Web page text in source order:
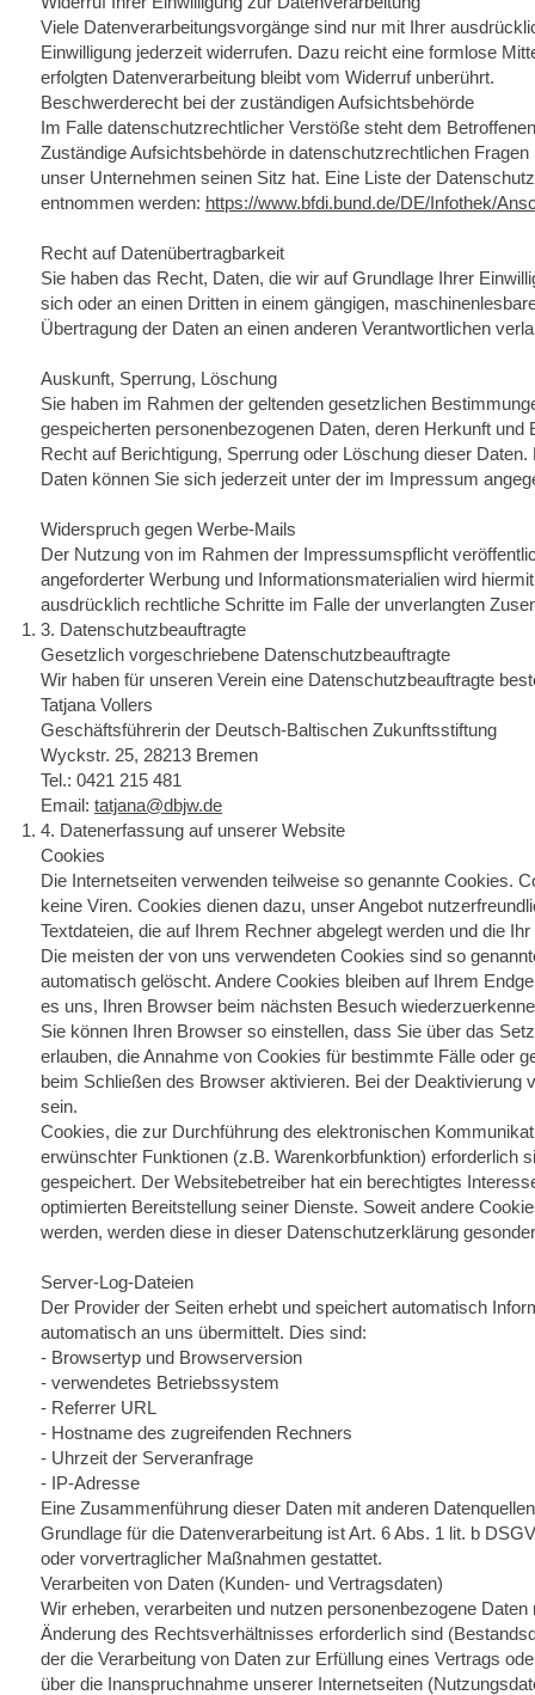
Viele Datenverarbeitungsvorgänge sind nur mit Ihrer
Einwilligung jederzeit widerrufen. Dazu reicht eine formlose
erfolgten Datenverarbeitung bleibt vom Widerruf unberührt.
Beschwerderecht bei der zuständigen Aufsichtsbehörde
Im Falle datenschutzrechtlicher Verstöße steht dem
Zuständige Aufsichtsbehörde in datenschutzrechtlichen
unser Unternehmen seinen Sitz hat. Eine Liste der
entnommen werden: https://www.bfdi.bund.de/DE/Infothek/
Recht auf Datenübertragbarkeit
Sie haben das Recht, Daten, die wir auf Grundlage Ihrer
sich oder an einen Dritten in einem gängigen,
Übertragung der Daten an einen anderen Verantwortlichen
Auskunft, Sperrung, Löschung
Sie haben im Rahmen der geltenden gesetzlichen
gespeicherten personenbezogenen Daten, deren Herkunft
Recht auf Berichtigung, Sperrung oder Löschung dieser
Daten können Sie sich jederzeit unter der im Impressum
Widerspruch gegen Werbe-Mails
Der Nutzung von im Rahmen der Impressumspflicht
angeforderter Werbung und Informationsmaterialien wird
ausdrücklich rechtliche Schritte im Falle der unverlangten
3. Datenschutzbeauftragte
Gesetzlich vorgeschriebene Datenschutzbeauftragte
Wir haben für unseren Verein eine Datenschutzbeauftragte
Tatjana Vollers
Geschäftsführerin der Deutsch-Baltischen Zukunftsstiftung
Wyckstr. 25, 28213 Bremen
Tel.: 0421 215 481
Email: tatjana@dbjw.de
4. Datenerfassung auf unserer Website
Cookies
Die Internetseiten verwenden teilweise so genannte Cookies.
keine Viren. Cookies dienen dazu, unser Angebot
Textdateien, die auf Ihrem Rechner abgelegt werden und die
Die meisten der von uns verwendeten Cookies sind so
automatisch gelöscht. Andere Cookies bleiben auf Ihrem
es uns, Ihren Browser beim nächsten Besuch
Sie können Ihren Browser so einstellen, dass Sie über das
erlauben, die Annahme von Cookies für bestimmte Fälle oder
beim Schließen des Browser aktivieren. Bei der
sein.
Cookies, die zur Durchführung des elektronischen
erwünschter Funktionen (z.B. Warenkorbfunktion) erforderlich
gespeichert. Der Websitebetreiber hat ein berechtigtes
optimierten Bereitstellung seiner Dienste. Soweit andere
werden, werden diese in dieser Datenschutzerklärung
Server-Log-Dateien
Der Provider der Seiten erhebt und speichert automatisch
automatisch an uns übermittelt. Dies sind:
- Browsertyp und Browserversion
- verwendetes Betriebssystem
- Referrer URL
- Hostname des zugreifenden Rechners
- Uhrzeit der Serveranfrage
- IP-Adresse
Eine Zusammenführung dieser Daten mit anderen
Grundlage für die Datenverarbeitung ist Art. 6 Abs. 1 lit. b
oder vorvertraglicher Maßnahmen gestattet.
Verarbeiten von Daten (Kunden- und Vertragsdaten)
Wir erheben, verarbeiten und nutzen personenbezogene
Änderung des Rechtsverhältnisses erforderlich sind
der die Verarbeitung von Daten zur Erfüllung eines Vertrags
über die Inanspruchnahme unserer Internetseiten